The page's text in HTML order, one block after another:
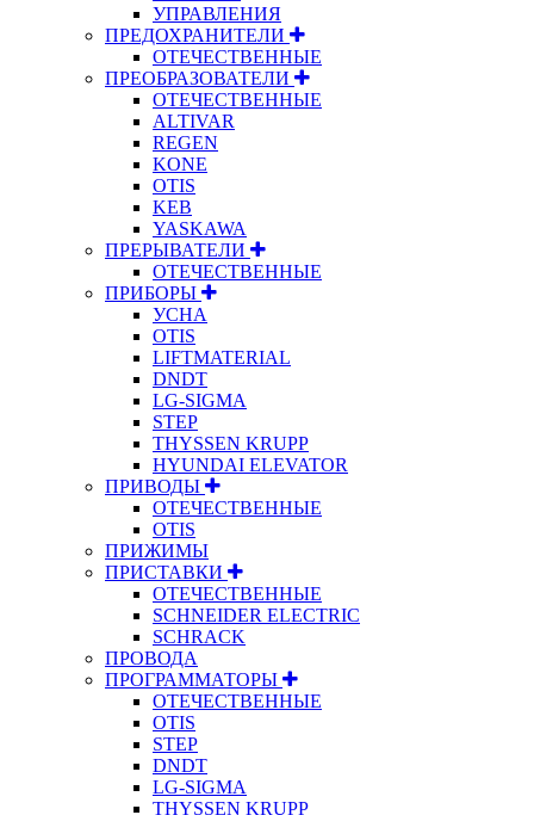
УПРАВЛЕНИЯ
ПРЕДОХРАНИТЕЛИ
ОТЕЧЕСТВЕННЫЕ
ПРЕОБРАЗОВАТЕЛИ
ОТЕЧЕСТВЕННЫЕ
ALTIVAR
REGEN
KONE
OTIS
KEB
YASKAWA
ПРЕРЫВАТЕЛИ
ОТЕЧЕСТВЕННЫЕ
ПРИБОРЫ
УСНА
OTIS
LIFTMATERIAL
DNDT
LG-SIGMA
STEP
THYSSEN KRUPP
HYUNDAI ELEVATOR
ПРИВОДЫ
ОТЕЧЕСТВЕННЫЕ
OTIS
ПРИЖИМЫ
ПРИСТАВКИ
ОТЕЧЕСТВЕННЫЕ
SCHNEIDER ELECTRIC
SCHRACK
ПРОВОДА
ПРОГРАММАТОРЫ
ОТЕЧЕСТВЕННЫЕ
OTIS
STEP
DNDT
LG-SIGMA
THYSSEN KRUPP